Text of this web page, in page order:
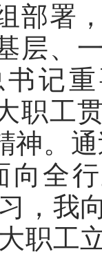
部署
层、
记
职工
神。通
向全
，我
职工